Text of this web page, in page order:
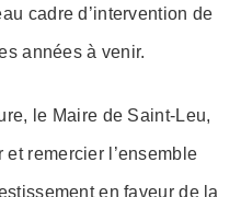
cadre d’intervention de
années à venir.
le Maire de Saint-Leu,
remercier l’ensemble
en faveur de la